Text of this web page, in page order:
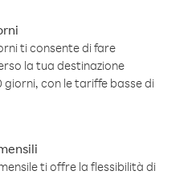
ti consente di fare
la tua destinazione
con le tariffe basse di
ti offre la flessibilità di